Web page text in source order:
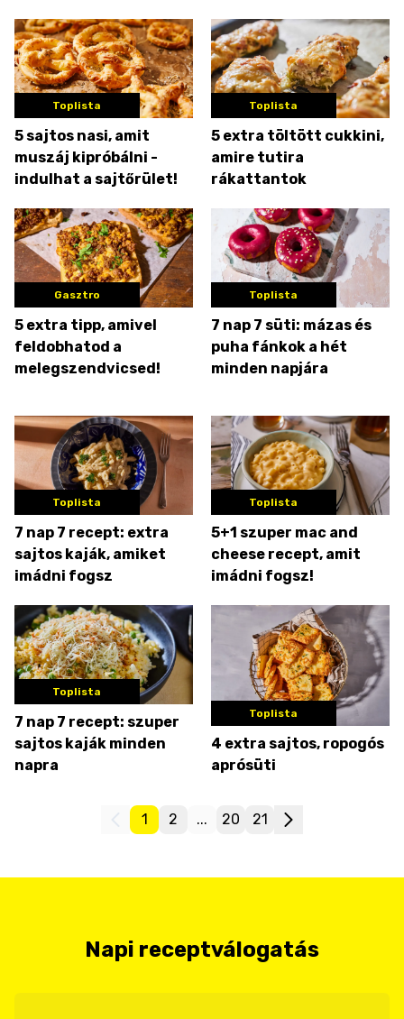
Toplista
5 sajtos nasi, amit
muszáj kipróbálni -
indulhat a sajtőrület!
Toplista
5 extra töltött cukkini,
amire tutira
rákattantok
Gasztro
5 extra tipp, amivel
feldobhatod a
melegszendvicsed!
Toplista
7 nap 7 süti: mázas és
puha fánkok a hét
minden napjára
Toplista
7 nap 7 recept: extra
sajtos kaják, amiket
imádni fogsz
Toplista
5+1 szuper mac and
cheese recept, amit
imádni fogsz!
Toplista
7 nap 7 recept: szuper
sajtos kaják minden
napra
Toplista
4 extra sajtos, ropogós
aprósüti
1 2 ... 20 21
Napi receptválogatás